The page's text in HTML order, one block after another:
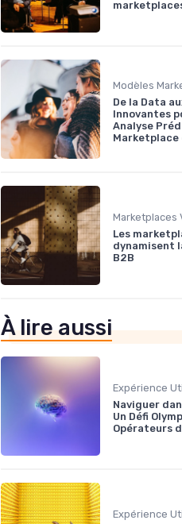
De la Data
Innovantes
Analyse
Marketplace
Marketplaces
Les
dynamisent
B2B
À lire aussi
Expérience
Naviguer
Un Défi
Opérateurs
Expérience